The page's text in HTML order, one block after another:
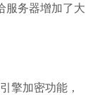
服务器增加了大
擎加密功能，